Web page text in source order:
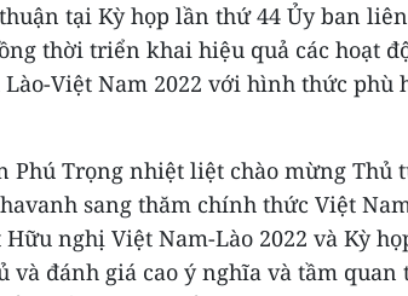
tại Kỳ họp lần thứ 44 Ủy ban
thời triển khai hiệu quả các hoạt
Việt Nam 2022 với hình thức
Phú Trọng nhiệt liệt chào mừng Thủ
sang thăm chính thức Việt
nghị Việt Nam-Lào 2022 và Kỳ
và đánh giá cao ý nghĩa và tầm quan